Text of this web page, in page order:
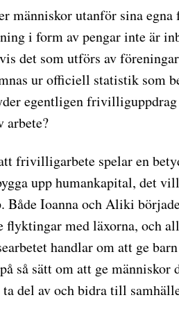
människor utanför sina
i form av pengar inte är
det som utförs av
ur officiell statistik som
egentligen
arbete?
frivilligarbete spelar en
upp humankapital, det
Både Ioanna och Aliki
flyktingar med läxorna, och
handlar om att ge
så sätt om att ge människor
del av och bidra till